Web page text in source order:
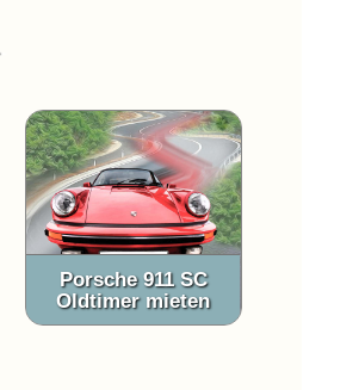
Porsche 911 SC
Oldtimer mieten